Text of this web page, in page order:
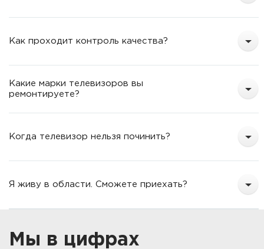
Как проходит контроль качества?
Какие марки телевизоров вы
ремонтируете?
Когда телевизор нельзя починить?
Я живу в области. Сможете приехать?
Мы в цифрах